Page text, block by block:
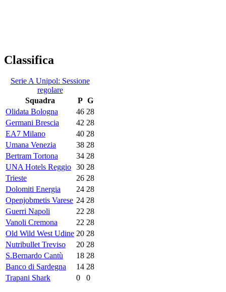
Classifica
Serie A Unipol: Sessione
regolare
Squadra
P G
Olidata Bologna
46 28
Germani Brescia
42 28
EA7 Milano
40 28
Umana Venezia
38 28
Bertram Tortona
34 28
UNA Hotels Reggio 30 28
Trieste
26 28
Dolomiti Energia
24 28
Openjobmetis Varese 24 28
Guerri Napoli
22 28
Vanoli Cremona
22 28
Old Wild West Udine 20 28
Nutribullet Treviso
20 28
S.Bernardo Cantù
18 28
Banco di Sardegna
14 28
Trapani Shark
0 0